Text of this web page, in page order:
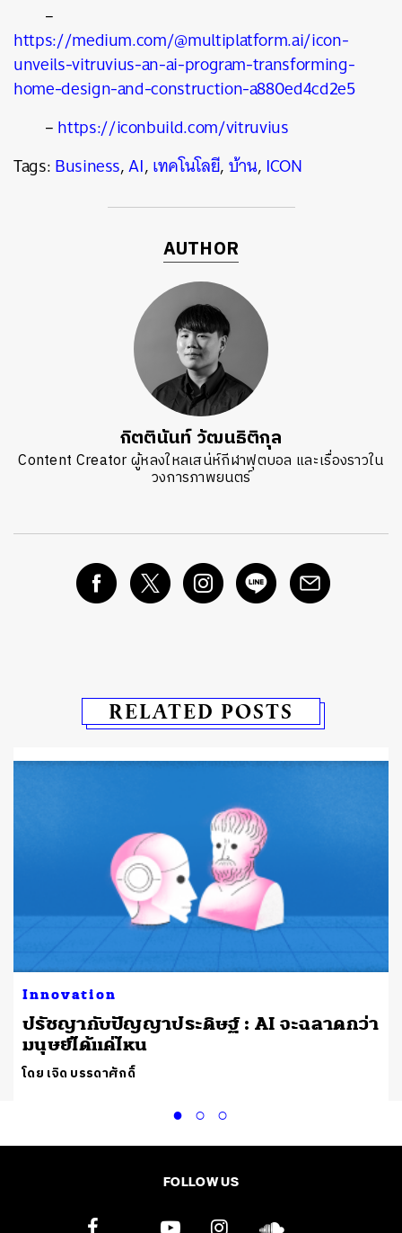
–
https://medium.com/@multiplatform.ai/icon-
unveils-vitruvius-an-ai-program-transforming-
home-design-and-construction-a880ed4cd2e5
–https://iconbuild.com/vitruvius
Tags:Business,AI,เทคโนโลยี,บ้าน, ICON
AUTHOR
กิตตินันท์ วัฒนธิติกุล
Content Creator ผู้หลงใหลเสน่ห์กีฬาฟุตบอล และเรื่องราวใน
วงการภาพยนตร์
RELATED POSTS
Innovation
ปรัชญากับปัญญาประดิษฐ์ : AI จะฉลาดกว่า
มนุษย์ได้แค่ไหน
โดย เจิด บรรดาศักดิ์
FOLLOW US